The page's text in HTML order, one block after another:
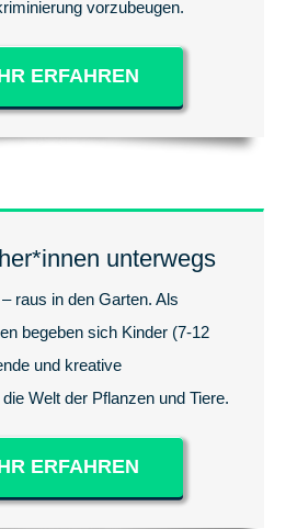
vorzubeugen.
ERFAHREN
unterwegs
raus in den Garten. Als
begeben sich Kinder (7-12
und kreative
Welt der Pflanzen und Tiere.
ERFAHREN